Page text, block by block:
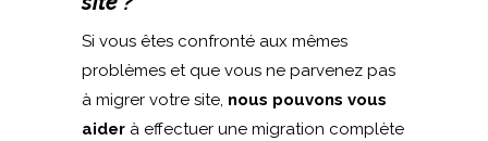
Si vous êtes confronté aux mêmes
problèmes et que vous ne parvenez pas
à migrer votre site, nous pouvons vous
aiderà effectuer une migration complète